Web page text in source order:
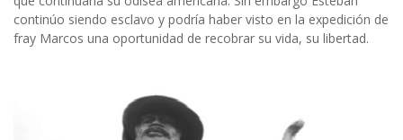
continúo siendo esclavo y podría haber visto en la expedición de
fray Marcos una oportunidad de recobrar su vida, su libertad.